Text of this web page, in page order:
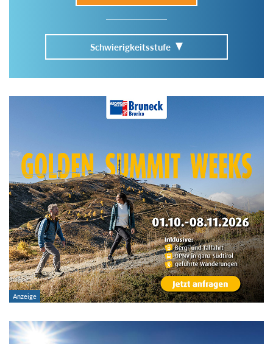
Schwierigkeitsstufe
Im Tourenarchiv suchen
Region:
Gebirge:
Art der Tour:
Schwierigkeitsgrad: